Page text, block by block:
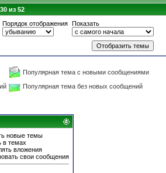
из 52
Порядок отображения Показать
Популярная тема с новыми сообщениями
Популярная тема без новых сообщений
новые темы
в темах
вложения
свои сообщения